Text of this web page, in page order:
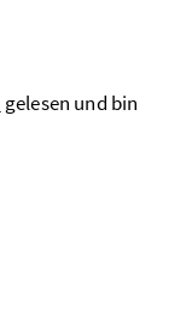
gelesen und bin